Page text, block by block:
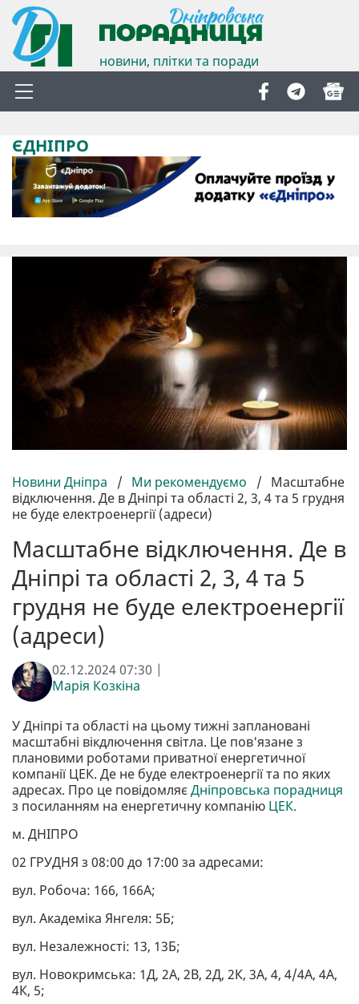
новини, плітки та поради
ЄДНІПРО
Новини Дніпра / Ми рекомендуємо / Масштабне
відключення. Де в Дніпрі та області 2, 3, 4 та 5 грудня
не буде електроенергії (адреси)
Масштабне відключення. Де в
Дніпрі та області 2, 3, 4 та 5
грудня не буде електроенергії
(адреси)
02.12.2024 07:30 |
Марія Козкіна
У Дніпрі та області на цьому тижні заплановані
масштабні вікдлючення світла. Це пов'язане з
плановими роботами приватної енергетичної
компанії ЦЕК. Де не буде електроенергії та по яких
адресах. Про це повідомляєДніпровська порадниця
з посиланням на енергетичну компанію ЦЕК.
м. ДНІПРО
02 ГРУДНЯ з 08:00 до 17:00 за адресами:
вул. Робоча: 166, 166А;
вул. Академіка Янгеля: 5Б;
вул. Незалежності: 13, 13Б;
вул. Новокримська: 1Д, 2А, 2В, 2Д, 2К, 3А, 4, 4/4А, 4А,
4К, 5;